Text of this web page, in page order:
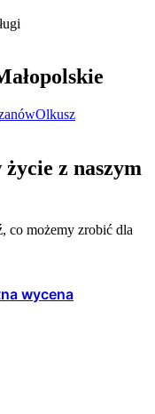
Olkusz
z naszym
co możemy zrobić dla
wycena